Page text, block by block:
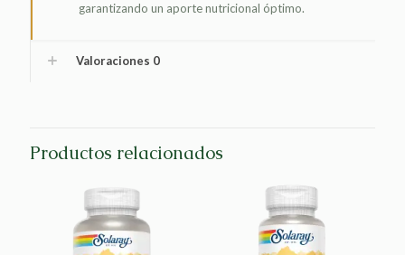
garantizando un aporte nutricional óptimo.
Valoraciones 0
Productos relacionados